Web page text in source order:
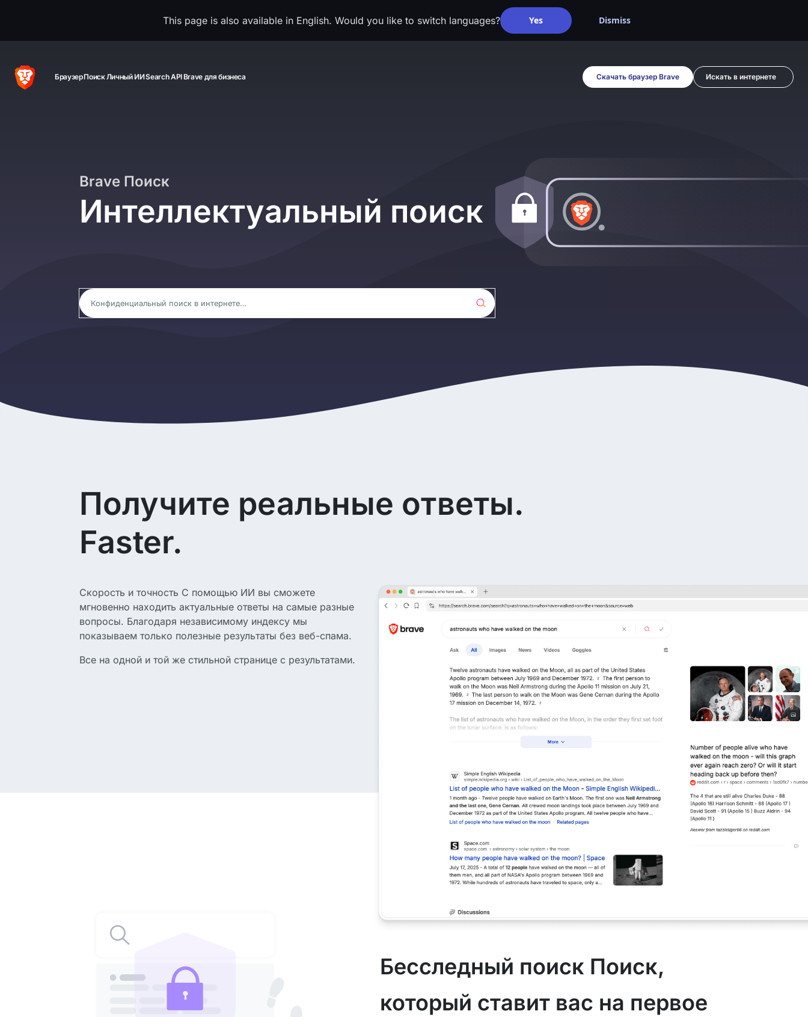
This page is also available in English. Would you like to switch languages? Yes Dismiss
БраузерПоискЛичный ИИSearch APIBrave для бизнеса Скачать браузер Brave
Brave Поиск
Интеллектуальный поиск
Получите реальные ответы.
Faster.
Скорость и точность С помощью ИИ вы сможете
мгновенно находить актуальные ответы на самые разные
вопросы. Благодаря независимому индексу мы
показываем только полезные результаты без веб-спама.
Все на одной и той же стильной странице с результатами.
Бесследный поиск Поиск,
который ставит вас на первое